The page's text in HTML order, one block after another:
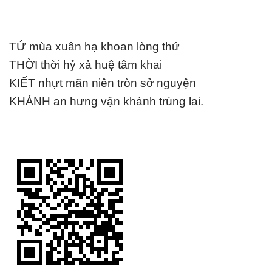
TỨ mùa xuân hạ khoan lòng thứ
THỜI thời hỷ xả huệ tâm khai
KIẾT nhựt mãn niên tròn sở nguyện
KHÁNH an hưng vận khánh trùng lai.